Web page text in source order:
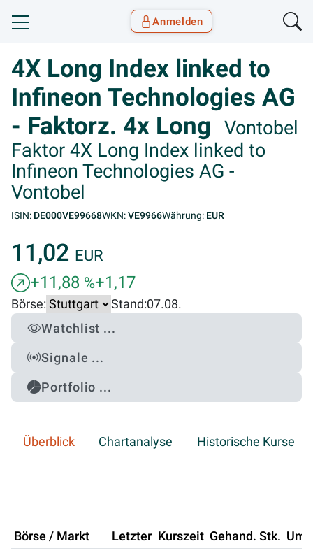
Toggle navigation
Anmelden
4X Long Index linked to
Infineon Technologies AG
- Faktorz. 4x Long
Vontobel
Faktor 4X Long Index linked to
Infineon Technologies AG -
Vontobel
ISIN: DE000VE99668WKN:VE9966Währung: EUR
11,02 EUR
+11,88 %+1,17
Börse: Stand:07.08.
Watchlist ...
Signale ...
Portfolio ...
Überblick Chartanalyse Historische Kurse
Börse / Markt Letzter Kurszeit Gehand. Stk.